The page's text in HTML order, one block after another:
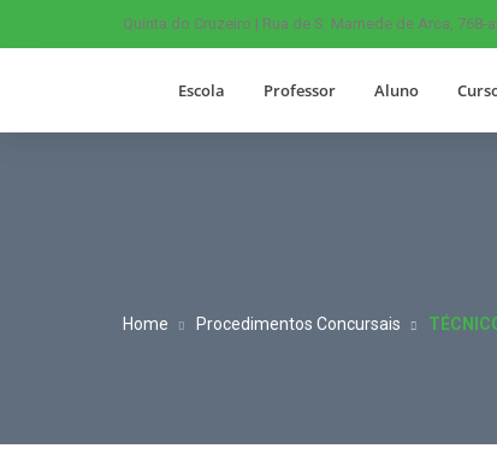
Quinta do Cruzeiro | Rua de S. Mamede de Arca, 768-
Escola Professor Aluno
Home Procedimentos Concursais